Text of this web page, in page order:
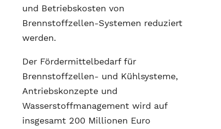
und Betriebskosten von
Brennstoffzellen-Systemen reduziert
werden.
Der Fördermittelbedarf für
Brennstoffzellen- und Kühlsysteme,
Antriebskonzepte und
Wasserstoffmanagement wird auf
insgesamt 200 Millionen Euro